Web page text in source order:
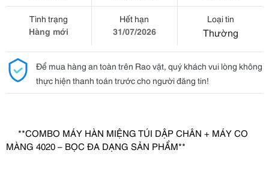
Tình trạng
Hàng mới
Hết hạn
31/07/2026
Loại tin
Thường
Để mua hàng an toàn trên Rao vặt, quý khách vui lòng không
thực hiện thanh toán trước cho người đăng tin!
**COMBO MÁY HÀN MIỆNG TÚI DẬP CHÂN + MÁY CO
MÀNG 4020 – BỌC ĐA DẠNG SẢN PHẨM**